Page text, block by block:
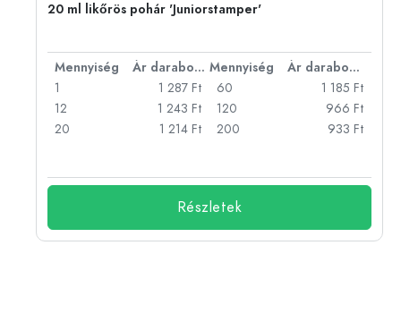
20 ml likőrös pohár 'Juniorstamper'
Mennyiség Ár darabonként Mennyiség
Ár darabonként
1
1 287 Ft
12
1 243 Ft
20
1 214 Ft
60
1 185 Ft
120
966 Ft
200
933 Ft
Részletek